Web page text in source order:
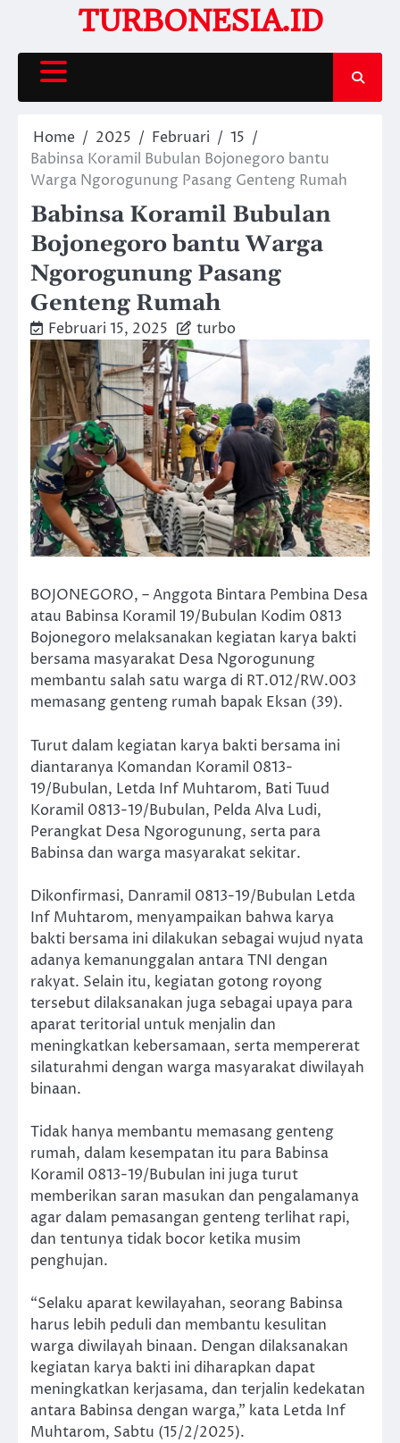
content
TURBONESIA.ID
Home 2025 Februari
15
Babinsa Koramil Bubulan Bojonegoro bantu
Warga Ngorogunung Pasang Genteng Rumah
Babinsa Koramil Bubulan
Bojonegoro bantu Warga
Ngorogunung Pasang
Genteng Rumah
Februari 15, 2025 turbo
BOJONEGORO, – Anggota Bintara Pembina Desa
atau Babinsa Koramil 19/Bubulan Kodim 0813
Bojonegoro melaksanakan kegiatan karya bakti
bersama masyarakat Desa Ngorogunung
membantu salah satu warga di RT.012/RW.003
memasang genteng rumah bapak Eksan (39).
Turut dalam kegiatan karya bakti bersama ini
diantaranya Komandan Koramil 0813-
19/Bubulan, Letda Inf Muhtarom, Bati Tuud
Koramil 0813-19/Bubulan, Pelda Alva Ludi,
Perangkat Desa Ngorogunung, serta para
Babinsa dan warga masyarakat sekitar.
Dikonfirmasi, Danramil 0813-19/Bubulan Letda
Inf Muhtarom, menyampaikan bahwa karya
bakti bersama ini dilakukan sebagai wujud nyata
adanya kemanunggalan antara TNI dengan
rakyat. Selain itu, kegiatan gotong royong
tersebut dilaksanakan juga sebagai upaya para
aparat teritorial untuk menjalin dan
meningkatkan kebersamaan, serta mempererat
silaturahmi dengan warga masyarakat diwilayah
binaan.
Tidak hanya membantu memasang genteng
rumah, dalam kesempatan itu para Babinsa
Koramil 0813-19/Bubulan ini juga turut
memberikan saran masukan dan pengalamanya
agar dalam pemasangan genteng terlihat rapi,
dan tentunya tidak bocor ketika musim
penghujan.
“Selaku aparat kewilayahan, seorang Babinsa
harus lebih peduli dan membantu kesulitan
warga diwilayah binaan. Dengan dilaksanakan
kegiatan karya bakti ini diharapkan dapat
meningkatkan kerjasama, dan terjalin kedekatan
antara Babinsa dengan warga,” kata Letda Inf
Muhtarom, Sabtu (15/2/2025).